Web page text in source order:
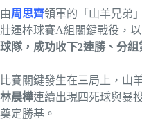
由周思齊領軍的「山羊兄弟
壯運棒球賽A組關鍵戰役，以
球隊，成功收下2連勝、分
比賽關鍵發生在三局上，山
林晨樺連續出現四死球與暴
奠定勝基。